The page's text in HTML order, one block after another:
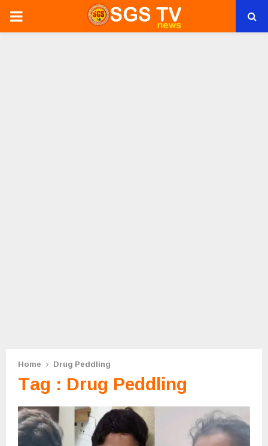
PRIMARY
Home Drug Peddling
Tag : Drug Peddling